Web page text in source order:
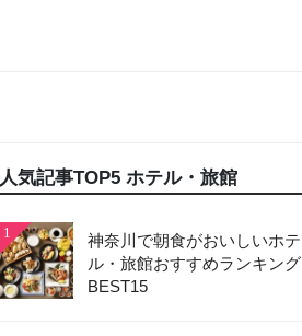
人気記事TOP5 ホテル・旅館
1
神奈川で朝食がおいしいホテ
ル・旅館おすすめランキング
BEST15